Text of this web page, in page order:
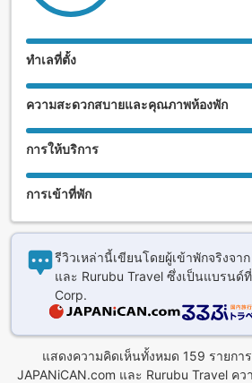
ทำเลที่ตั้ง
ความสะดวกสบายและคุณภาพห้องพัก
การให้บริการ
การเข้าที่พัก
รีวิวเหล่านี้เขียนโดยผู้เข้าพักจริงจา
และ Rurubu Travel ซึ่งเป็นแบรนด์
Corp.
แสดงความคิดเห็นทั้งหมด 159 รายกา
JAPANiCAN.com และ Rurubu Travel ค